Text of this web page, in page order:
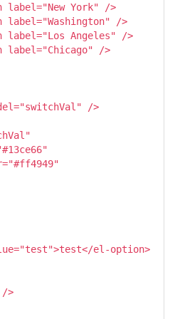
label="New York" />
label="Washington" />
label="Los Angeles" />
label="Chicago" />
/>
el-option>
/>